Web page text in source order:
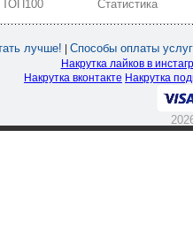
ТОП100 Статистика
лучше! Способы оплаты услуг
Накрутка лайков в
Накрутка вконтакте Накрутка